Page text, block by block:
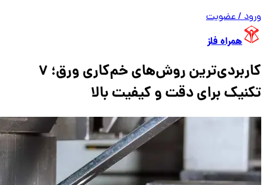
ورود / عضویت
همراه فلز
کاربردی‌ترین روش‌های خم‌کاری ورق؛ ۷
تکنیک برای دقت و کیفیت بالا